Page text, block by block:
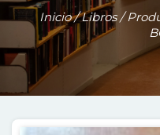
Inicio/Libros/